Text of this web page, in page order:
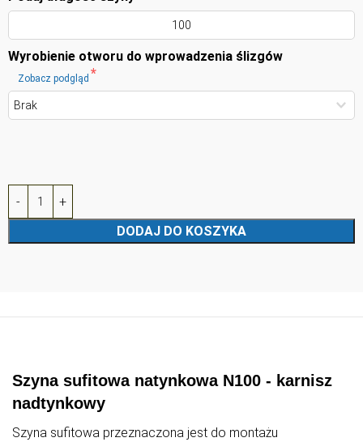
Wyrobienie otworu do wprowadzenia ślizgów
DODAJ DO KOSZYKA
Szyna sufitowa natynkowa N100 - karnisz
nadtynkowy
Szyna sufitowa przeznaczona jest do montażu